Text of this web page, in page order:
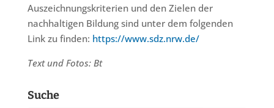
Auszeichnungskriterien und den Zielen der
nachhaltigen Bildung sind unter dem folgenden
Link zu finden: https://www.sdz.nrw.de/
Text und Fotos: Bt
Suche